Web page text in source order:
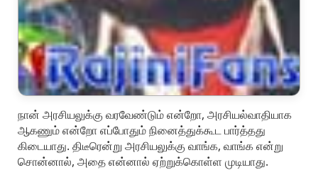
நான் அரசியலுக்கு வரவேண்டும் என்றோ, அரசியல்வாதியாக
ஆகணும் என்றோ எப்போதும் நினைத்துக்கூட பார்த்தது
கிடையாது. திடீரென்று அரசியலுக்கு வாங்க, வாங்க என்று
சொன்னால், அதை என்னால் ஏற்றுக்கொள்ள முடியாது.